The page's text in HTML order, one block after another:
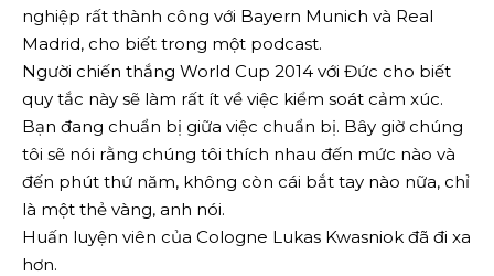
nghiệp rất thành công với Bayern Munich và Real
Madrid, cho biết trong một podcast.
Người chiến thắng World Cup 2014 với Đức cho biết
quy tắc này sẽ làm rất ít về việc kiểm soát cảm xúc.
Bạn đang chuẩn bị giữa việc chuẩn bị. Bây giờ chúng
tôi sẽ nói rằng chúng tôi thích nhau đến mức nào và
đến phút thứ năm, không còn cái bắt tay nào nữa, chỉ
là một thẻ vàng, anh nói.
Huấn luyện viên của Cologne Lukas Kwasniok đã đi xa
hơn.